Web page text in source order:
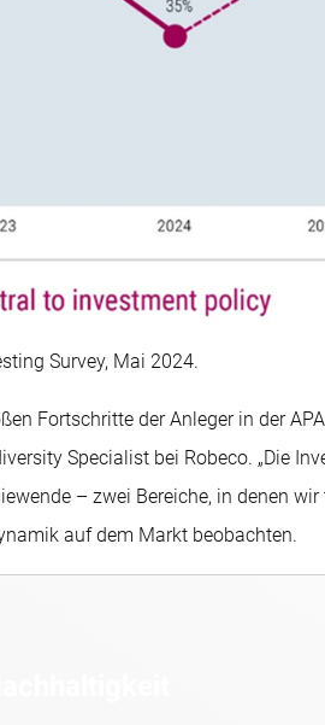
Survey, Mai 2024.
Fortschritte der Anleger in der
Specialist bei Robeco. „Die
– zwei Bereiche, in denen
auf dem Markt beobachten.